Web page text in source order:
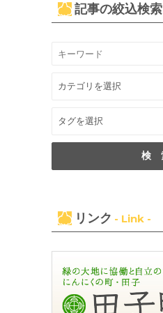
記事の絞込検索
リンク - Link -